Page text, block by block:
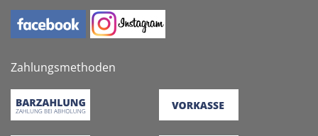
Zahlungsmethoden